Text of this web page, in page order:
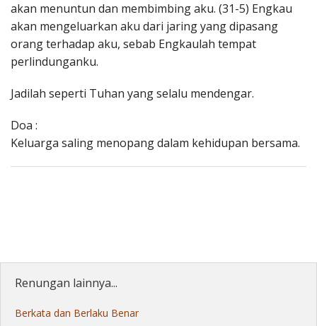
akan menuntun dan membimbing aku. (31-5) Engkau
akan mengeluarkan aku dari jaring yang dipasang
orang terhadap aku, sebab Engkaulah tempat
perlindunganku.
Jadilah seperti Tuhan yang selalu mendengar.
Doa :
Keluarga saling menopang dalam kehidupan bersama.
Renungan lainnya...
Berkata dan Berlaku Benar